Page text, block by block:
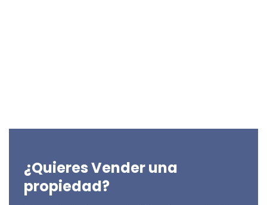
¿Quieres Vender una
propiedad?